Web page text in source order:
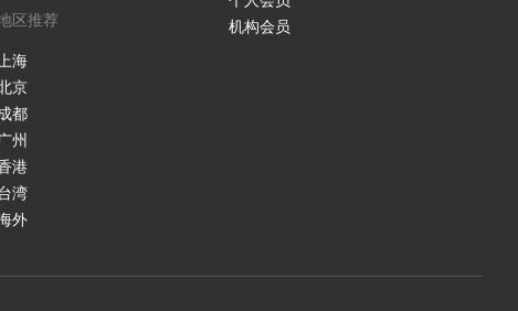
区推荐
海
京
都
州
港
湾
外
机构会员